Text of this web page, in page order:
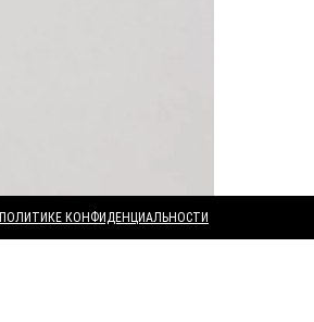
ПОЛИТИКЕ КОНФИДЕНЦИАЛЬНОСТИ